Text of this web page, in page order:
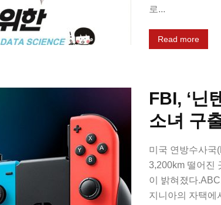
로...
Read more
FBI, ‘닌
소녀 구
미국 연방수사국
3,200km 떨어진
이 밝혀졌다
지니아의 자택에